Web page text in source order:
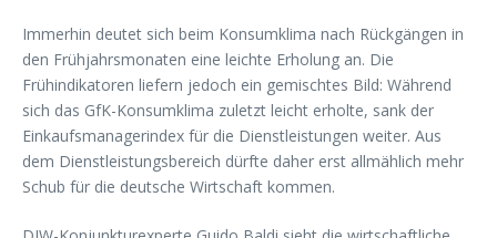
Immerhin deutet sich beim Konsumklima nach Rückgängen in
den Frühjahrsmonaten eine leichte Erholung an. Die
Frühindikatoren liefern jedoch ein gemischtes Bild: Während
sich das GfK-Konsumklima zuletzt leicht erholte, sank der
Einkaufsmanagerindex für die Dienstleistungen weiter. Aus
dem Dienstleistungsbereich dürfte daher erst allmählich mehr
Schub für die deutsche Wirtschaft kommen.